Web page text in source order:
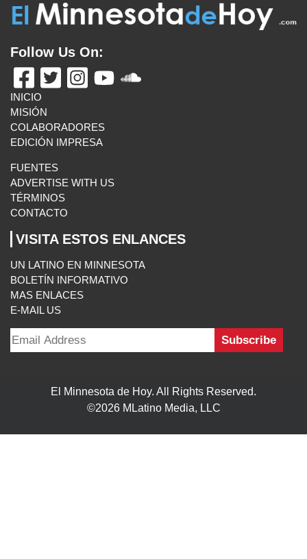
FUENTES
ADVERTISE WITH US
CONTACTO
VISITA ESTOS ENLANCES
UN LATINO EN MINNESOTA
BOLETÍN INFORMATIVO
MAS ENLACES
E-MAIL US
©2026 MLatino Media, LLC